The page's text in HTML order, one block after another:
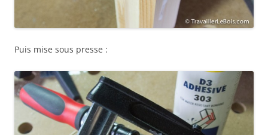
Puis mise sous presse :